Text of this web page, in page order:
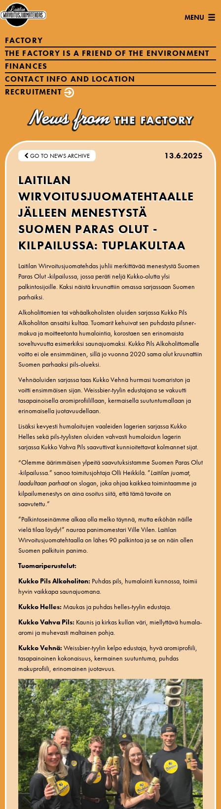
Open/
MENU
FACTORY
THE FACTORY IS A FRIEND OF THE ENVIRONMENT
FINANCES
CONTACT INFO AND LOCATION
RECRUITMENT
GO TO NEWS ARCHIVE 13.6.2025
LAITILAN
WIRVOITUSJUOMATEHTAALLE
JÄLLEEN MENESTYSTÄ
SUOMEN PARAS OLUT -
KILPAILUSSA: TUPLAKULTAA
Laitilan Wirvoitusjuomatehdas juhlii merkittävää menestystä Suomen
Paras Olut -kilpailussa, jossa peräti neljä Kukko-olutta ylsi
palkintosijoille. Kaksi näistä kruunattiin omassa sarjassaan Suomen
parhaiksi.
Alkoholittomien tai vähäalkoholisten oluiden sarjassa Kukko Pils
Alkoholiton ansaitsi kultaa. Tuomarit kehuivat sen puhdasta pilsner-
makua ja moitteetonta humalointia, korostaen sen erinomaista
soveltuvuutta esimerkiksi saunajuomaksi. Kukko Pils Alkoholittomalle
voitto ei ole ensimmäinen, sillä jo vuonna 2020 sama olut kruunattiin
Suomen parhaaksi pils-olueksi.
Vehnäoluiden sarjassa taas Kukko Vehnä hurmasi tuomariston ja
voitti ensimmäisen sijan. Weissbier-tyylin edustajana se vakuutti
tasapainoisella aromiprofiilillaan, kermaisella suutuntumallaan ja
erinomaisella juotavuudellaan.
Lisäksi kevyesti humaloitujen vaaleiden lagerien sarjassa Kukko
Helles sekä pils-tyylisten oluiden vahvasti humaloidun lagerin
sarjassa Kukko Vahva Pils saavuttivat kunnioitettavat kolmannet sijat.
“Olemme äärimmäisen ylpeitä saavutuksistamme Suomen Paras Olut
-kilpailussa.” sanoo toimitusjohtaja Olli Heikkilä. ”Laitilan juomat,
laadultaan parhaaton slogan, joka ohjaa kaikkea toimintaamme ja
kilpailumenestys on aina osoitus siitä, että tämä tavoite on
saavutettu.”
”Palkintoseinämme alkaa olla melko täynnä, mutta eiköhän näille
vielä tilaa löydy!” nauraa panimomestari Ville Vilen. Laitilan
Wirvoitusjuomatehtaalla on lähes 90 palkintoa ja se on näin ollen
Suomen palkituin panimo.
Tuomariperustelut:
Kukko Pils Alkoholiton: Puhdas pils, humalointi kunnossa, toimii
hyvin vaikkapa saunajuomana.
Kukko Helles: Maukas ja puhdas helles-tyylin edustaja.
Kukko Vahva Pils: Kaunis ja kirkas kullan väri, miellyttävä humala-
aromi ja muhevasti maltainen pohja.
Kukko Vehnä: Weissbier-tyylin kelpo edustaja, hyvä aromiprofiili,
tasapainoinen kokonaisuus, kermainen suutuntuma, puhdas
makuprofiili, erinomainen juotavuus.